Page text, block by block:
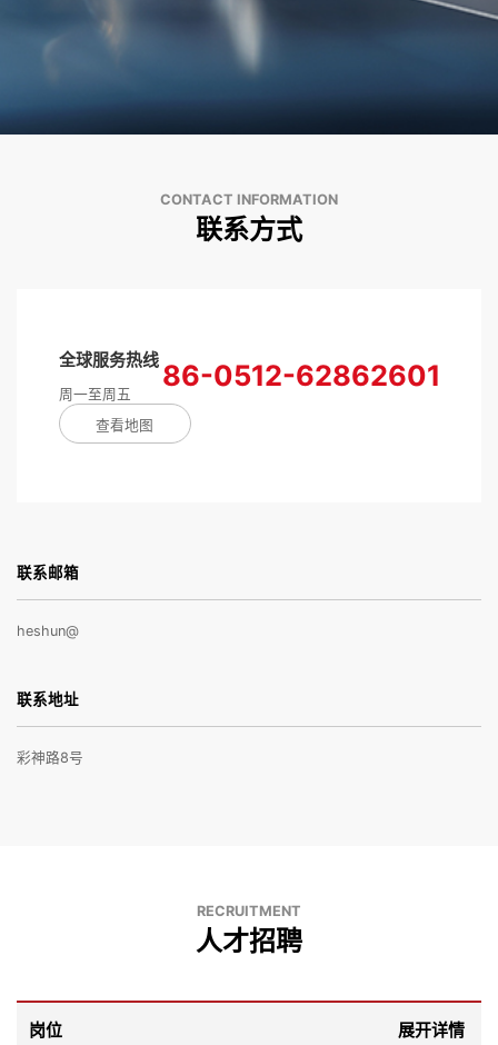
CONTACT INFORMATION
联系方式
全球服务热线
周一至周五
86-0512-62862601
查看地图
联系邮箱
heshun@
联系地址
彩神路8号
RECRUITMENT
人才招聘
岗位 展开详情